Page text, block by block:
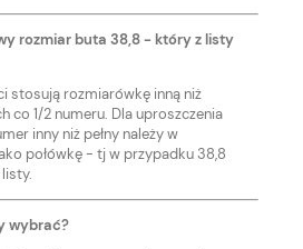
rozmiar buta 38,8 - który z listy
stosują rozmiarówkę inną niż
co 1/2 numeru. Dla uproszczenia
inny niż pełny należy w
połówkę - tj w przypadku 38,8
wybrać?